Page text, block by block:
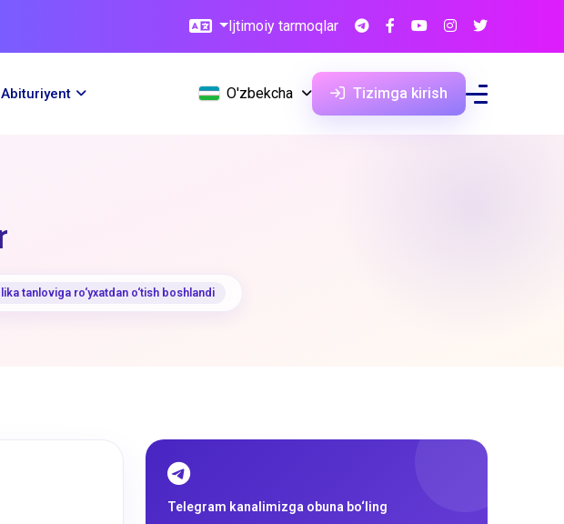
Ijtimoiy tarmoqlar
Abituriyent O'zbekcha Tizimga kirish
tanloviga ro‘yxatdan o‘tish boshlandi
Telegram kanalimizga obuna bo‘ling